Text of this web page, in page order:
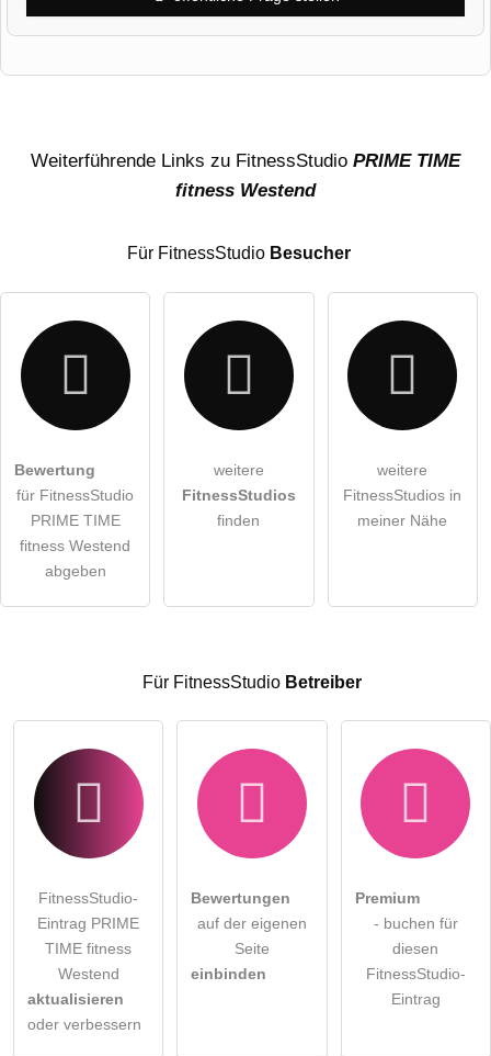
DieDatenschutzerklärunghabe ich zur Kenntnis genommen.
öffentliche Frage stellen
FitnessStudio-Eintrag zu stellen.
Weiterführende Links zu FitnessStudio PRIME TIME
fitness Westend
Für FitnessStudio Besucher
Bewertung
für FitnessStudio
PRIME TIME
fitness Westend
abgeben
weitere
FitnessStudios
finden
weitere
FitnessStudios in
meiner Nähe
Für FitnessStudio Betreiber
FitnessStudio-
Eintrag PRIME
TIME fitness
Westend
aktualisieren
oder verbessern
Bewertungen
auf der eigenen
Seite
einbinden
Premium
- buchen für
diesen
FitnessStudio-
Eintrag